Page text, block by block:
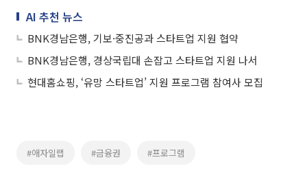
AI 추천 뉴스
BNK경남은행, 기보·중진공과 스타트업 지원 협약
BNK경남은행, 경상국립대 손잡고 스타트업 지원 나서
현대홈쇼핑, ‘유망 스타트업’ 지원 프로그램 참여사 모집
#애자일랩 #금융권 #프로그램